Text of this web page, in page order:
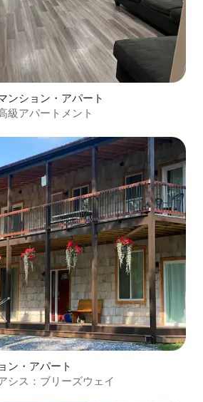
ンション・アパート
級アパートメント
ン・アパート
シス：ブリーズウェイ